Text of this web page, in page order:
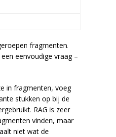
fragmenten.
eenvoudige vraag –
in fragmenten, voeg
stukken op bij de
RAG is zeer
vinden, maar
niet wat de